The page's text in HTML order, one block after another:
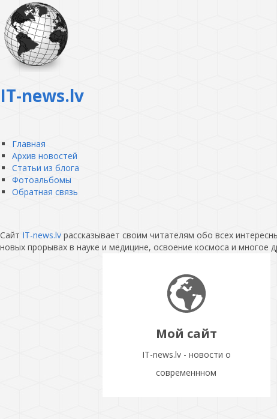
IT-news.lv
Главная
Архив новостей
Статьи из блога
Фотоальбомы
Обратная связь
Сайт IT-news.lv рассказывает своим читателям обо всех
новых прорывах в науке и медицине, освоение космоса и многое
Мой сайт
IT-news.lv - новости о
современнном